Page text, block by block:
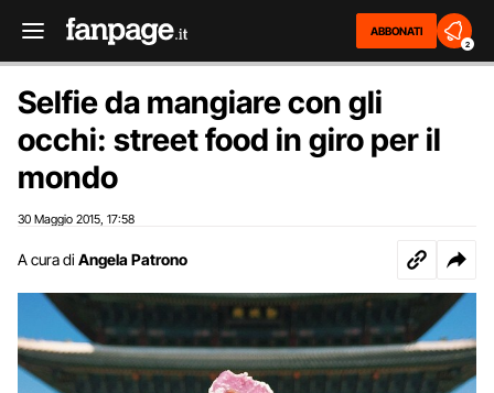
ABBONATI
2
Selfie da mangiare con gli
occhi: street food in giro per il
mondo
30 Maggio 2015 17:58
A cura di Angela Patrono